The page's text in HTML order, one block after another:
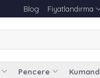
Blog Fiyatlandırma
Pencere